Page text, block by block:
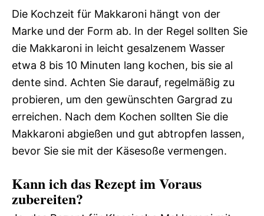
Die Kochzeit für Makkaroni hängt von der
Marke und der Form ab. In der Regel sollten Sie
die Makkaroni in leicht gesalzenem Wasser
etwa 8 bis 10 Minuten lang kochen, bis sie al
dente sind. Achten Sie darauf, regelmäßig zu
probieren, um den gewünschten Gargrad zu
erreichen. Nach dem Kochen sollten Sie die
Makkaroni abgießen und gut abtropfen lassen,
bevor Sie sie mit der Käsesoße vermengen.
Kann ich das Rezept im Voraus
zubereiten?